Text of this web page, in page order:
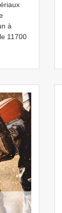
à
11700